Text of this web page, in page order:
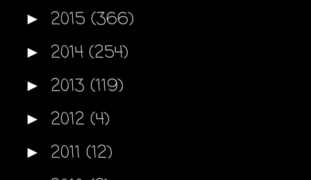
► 2015 (366)
► 2014 (254)
► 2013 (119)
► 2012 (4)
► 2011 (12)